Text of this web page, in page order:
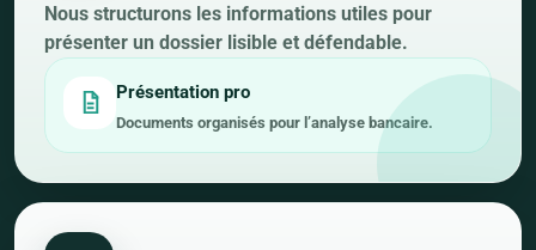
Nous structurons les informations utiles pour
présenter un dossier lisible et défendable.
Présentation pro
Documents organisés pour l’analyse bancaire.